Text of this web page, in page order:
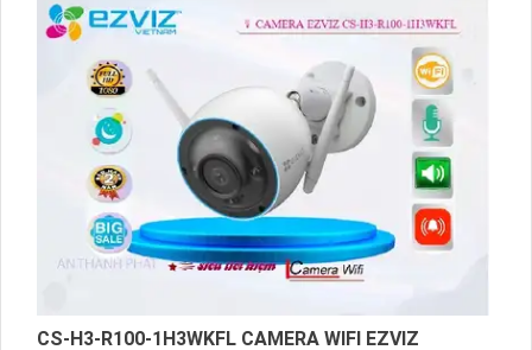
CS-H3-R100-1H3WKFL CAMERA WIFI EZVIZ